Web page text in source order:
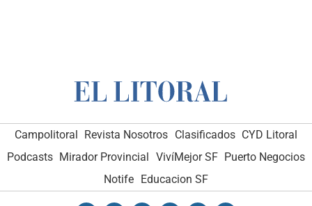
Campolitoral Revista Nosotros Clasificados CYD Litoral
Podcasts Mirador Provincial VivíMejor SF Puerto Negocios
Notife Educacion SF